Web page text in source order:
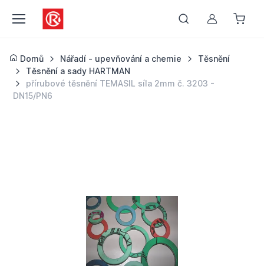
Můj účet
Domů Nářadí - upevňování a chemie
Těsnění
Těsnění a sady HARTMAN
přírubové těsnění TEMASIL síla 2mm č. 3203 -
DN15/PN6